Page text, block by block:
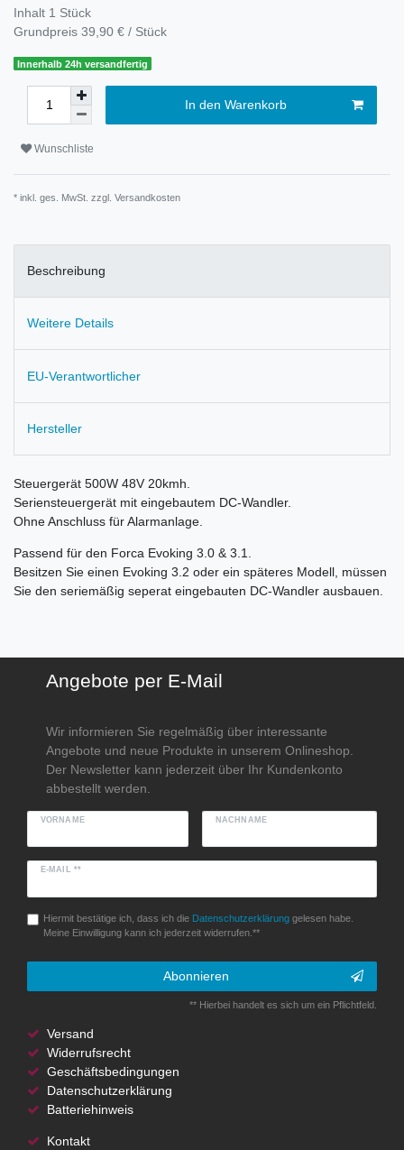
Inhalt 1 Stück
Grundpreis 39,90 € / Stück
Innerhalb 24h versandfertig
In den Warenkorb
Wunschliste
* inkl. ges. MwSt. zzgl. Versandkosten
Beschreibung
Weitere Details
EU-Verantwortlicher
Hersteller
Steuergerät 500W 48V 20kmh.
Seriensteuergerät mit eingebautem DC-Wandler.
Ohne Anschluss für Alarmanlage.
Passend für den Forca Evoking 3.0 & 3.1.
Besitzen Sie einen Evoking 3.2 oder ein späteres Modell, müssen
Sie den seriemäßig seperat eingebauten DC-Wandler ausbauen.
Angebote per E-Mail
Wir informieren Sie regelmäßig über interessante
Angebote und neue Produkte in unserem Onlineshop.
Der Newsletter kann jederzeit über Ihr Kundenkonto
abbestellt werden.
VORNAME NACHNAME
E-MAIL **
Hiermit bestätige ich, dass ich die Daten­schutz­erklärunggelesen habe.
Meine Einwilligung kann ich jederzeit widerrufen.**
Abonnieren
** Hierbei handelt es sich um ein Pflichtfeld.
Versand
Widerrufsrecht
Geschäftsbedingungen
Datenschutzerklärung
Batteriehinweis
Kontakt